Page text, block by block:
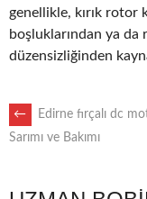
genellikle, kırık rotor
boşluklarından ya
düzensizliğinden
POST
←
Edirne fırçalı dc
Sarımı ve Bakımı